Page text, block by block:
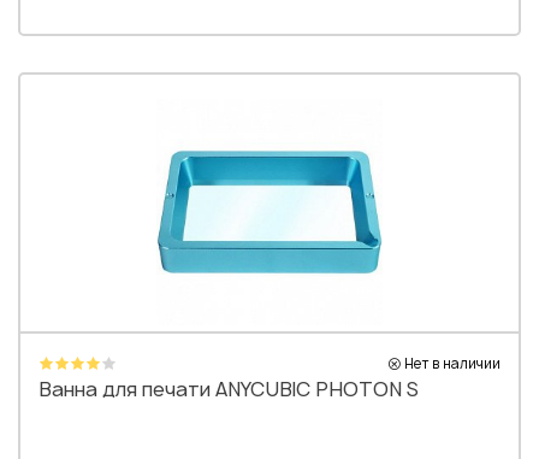
Нет в наличии
Ванна для печати ANYCUBIC PHOTON S